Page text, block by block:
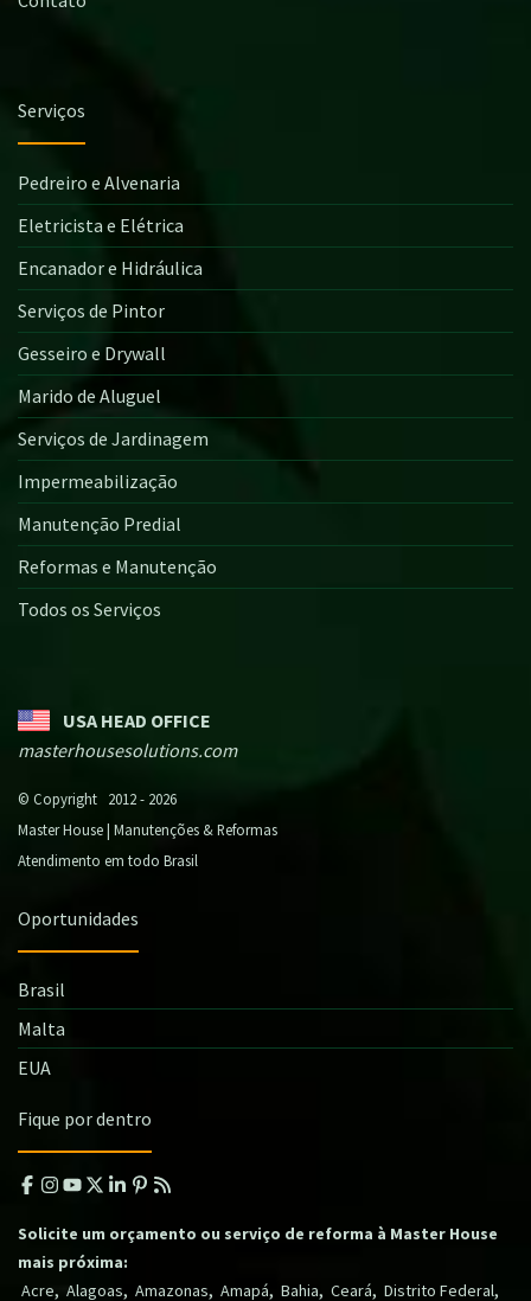
Serviços
Pedreiro e Alvenaria
Eletricista e Elétrica
Encanador e Hidráulica
Serviços de Pintor
Gesseiro e Drywall
Marido de Aluguel
Serviços de Jardinagem
Impermeabilização
Manutenção Predial
Reformas e Manutenção
Todos os Serviços
USA HEAD OFFICE
masterhousesolutions.com
© Copyright 2012 - 2026
Master House | Manutenções & Reformas
Atendimento em todo Brasil
Oportunidades
Brasil
Malta
EUA
Fique por dentro
Solicite um orçamento ou serviço de reforma à Master House
mais próxima:
Acre, Alagoas, Amazonas, Amapá, Bahia, Ceará, Distrito Federal,